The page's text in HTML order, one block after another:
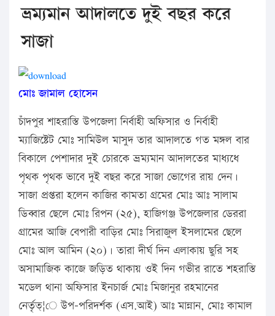
ভ্রম্যমান আদালতে দুই বছর করে
সাজা
মোঃ জামাল হোসেন
চাঁদপুর শাহরাস্তি উপজেলা নির্বাহী অফিসার ও নির্বাহী
ম্যাজিষ্টেট মোঃ সামিউল মাসুদ তার আদালতে গত মঙ্গল বার
বিকালে পেশাদার দুই চোরকে ভ্রম্যমান আদালতের মাধ্যধে
পৃথক পৃথক ভাবে দুই বছর করে সাজা ভোগের রায় দেন।
সাজা প্রপ্তরা হলেন কাজির কামতা গ্রমের মোঃ আঃ সালাম
ডিব্বার ছেলে মোঃ রিপন (২৫), হাজিগঞ্জ উপজেলার ডেররা
গ্রামের আজি বেপারী বাড়ির মোঃ সিরাজুল ইসলামের ছেলে
মোঃ আল আমিন (২০)। তারা দীর্ঘ দিন এলাকায় ছুরি সহ
অসামাজিক কাজে জড়িত থাকায় ওই দিন গভীর রাতে শহরাস্তি
মডেল থানা অফিসার ইনচার্জ মোঃ মিজানুর রহমানের
নের্তৃত্¦ে উপ-পরিদর্শক (এস.আই) আঃ মান্নান, মোঃ কামাল